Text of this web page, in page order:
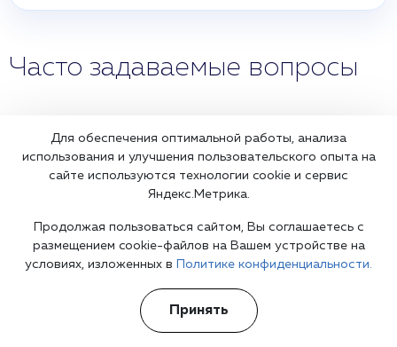
Часто задаваемые вопросы
Кто проводит лечение энкопреза?
В зависимости от причин недержания кала
Психолог.
Проктолог.
Сколько времени требуется на лечение
энкопреза?
Курс терапии строго индивидуален. При легких
формах болезни у детей достаточно 3-5 сеансов
психологической помощи. Лечение недержания
кала у взрослых с помощью физиопроцедур,
Как самому избавиться от недержания кала?
Для обеспечения оптимальной работы, анализа
использования и улучшения пользовательского опыта на
сайте используются технологии cookie и сервис
Яндекс.Метрика.
Продолжая пользоваться сайтом, Вы соглашаетесь с
размещением cookie-файлов на Вашем устройстве на
условиях, изложенных в
Политике конфиденциальности.
Принять